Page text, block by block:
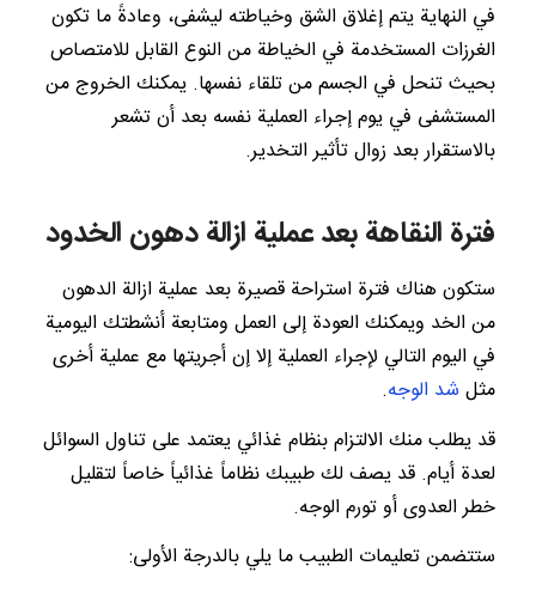
في النهاية يتم إغلاق الشق وخياطته ليشفى، وعادةً ما تكون
الغرزات المستخدمة في الخياطة من النوع القابل للامتصاص
بحيث تنحل في الجسم من تلقاء نفسها. يمكنك الخروج من
المستشفى في يوم إجراء العملية نفسه بعد أن تشعر
بالاستقرار بعد زوال تأثير التخدير.
فترة النقاهة بعد عملية ازالة دهون الخدود
ستكون هناك فترة استراحة قصيرة بعد عملية ازالة الدهون
من الخد ويمكنك العودة إلى العمل ومتابعة أنشطتك اليومية
في اليوم التالي لإجراء العملية إلا إن أجريتها مع عملية أخرى
مثل شد الوجه.
قد يطلب منك الالتزام بنظام غذائي يعتمد على تناول السوائل
لعدة أيام. قد يصف لك طبيبك نظاماً غذائياً خاصاً لتقليل
خطر العدوى أو تورم الوجه.
ستتضمن تعليمات الطبيب ما يلي بالدرجة الأولى: